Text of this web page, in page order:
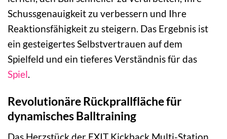
Schussgenauigkeit zu verbessern und Ihre
Reaktionsfähigkeit zu steigern. Das Ergebnis ist
ein gesteigertes Selbstvertrauen auf dem
Spielfeld und ein tieferes Verständnis für das
Spiel
Revolutionäre Rückprallfläche für
dynamisches Balltraining